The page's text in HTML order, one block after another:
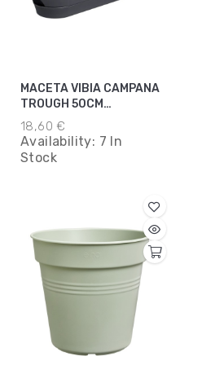
MACETA VIBIA CAMPANA
TROUGH 50CM
ANTRACITA
18,60 €
Availability: 7 In
Stock